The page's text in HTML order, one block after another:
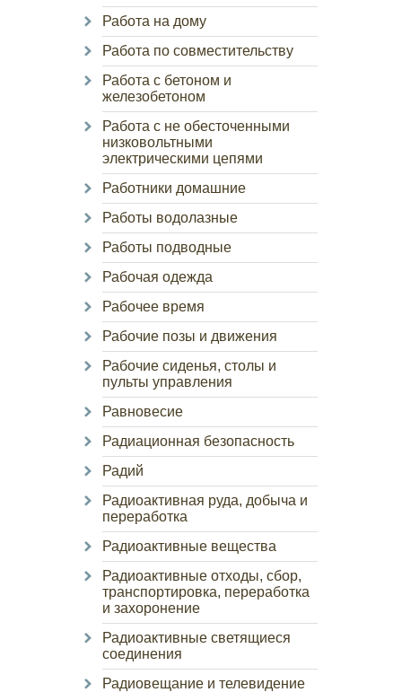
Работа на дому
Работа по совместительству
Работа с бетоном и
железобетоном
Работа с не обесточенными
низковольтными
электрическими цепями
Работники домашние
Работы водолазные
Работы подводные
Рабочая одежда
Рабочее время
Рабочие позы и движения
Рабочие сиденья, столы и
пульты управления
Равновесие
Радиационная безопасность
Радий
Радиоактивная руда, добыча и
переработка
Радиоактивные вещества
Радиоактивные отходы, сбор,
транспортировка, переработка
и захоронение
Радиоактивные светящиеся
соединения
Радиовещание и телевидение